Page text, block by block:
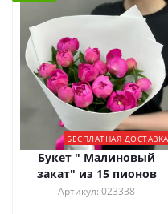
БЕСПЛАТНАЯ ДОСТАВКА
Букет " Малиновый
закат" из 15 пионов
Артикул: 023338